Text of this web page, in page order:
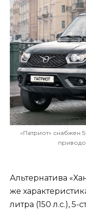
«Патриот» снабжен
Альтернатива
же
литра (150 л.с.), 5-